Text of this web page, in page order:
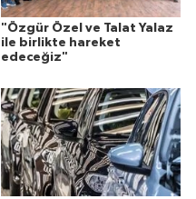
"Özgür Özel ve Talat Yalaz
ile birlikte hareket
edeceğiz"